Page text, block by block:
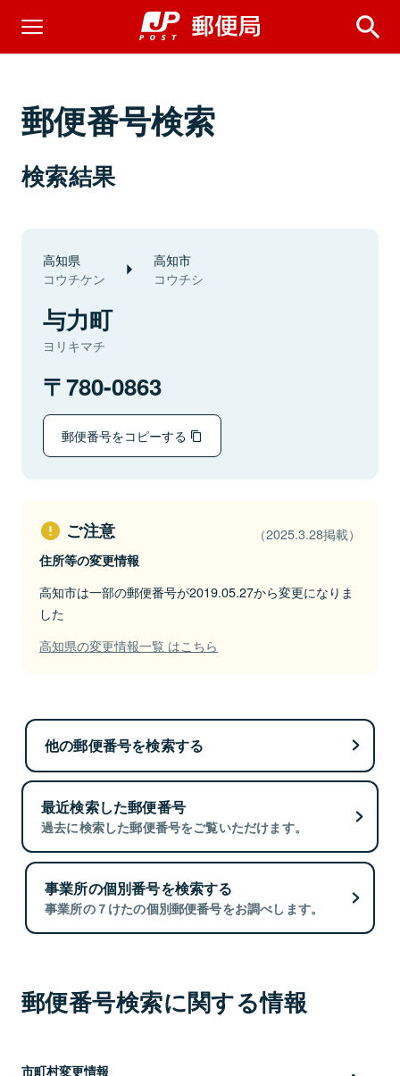
郵便番号検索
検索結果
高知県
コウチケン
高知市
コウチシ
与力町
ヨリキマチ
780-0863
郵便番号をコピーする
ご注意 （2025.3.28掲載）
住所等の変更情報
高知市は一部の郵便番号が2019.05.27から変更になりま
した
高知県の変更情報一覧 はこちら
他の郵便番号を検索する
最近検索した郵便番号
過去に検索した郵便番号をご覧いただけます。
事業所の個別番号を検索する
事業所の７けたの個別郵便番号をお調べします。
郵便番号検索に関する情報
市町村変更情報